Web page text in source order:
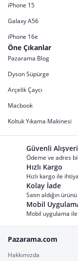
iPhone 15
Galaxy A56
iPhone 16e
Öne Çıkanlar
Pazarama Blog
Dyson Süpürge
Arçelik Çaycı
Macbook
Koltuk Yıkama Makinesi
Güvenli
Ödeme ve adres
Hızlı Kargo
Hızlı kargo ile
Kolay İade
Satın aldığın
Mobil
Mobil uygulama
Pazarama.com
Hakkımızda